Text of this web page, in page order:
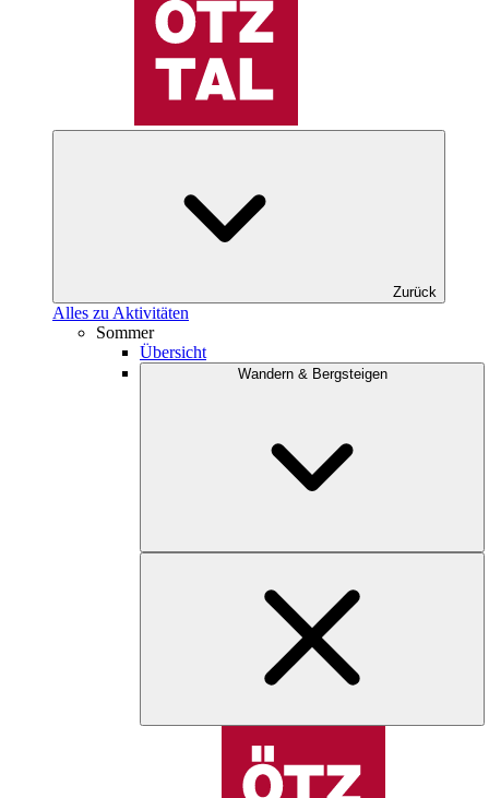
Zurück
Alles zu Aktivitäten
Sommer
Übersicht
Wandern & Bergsteigen